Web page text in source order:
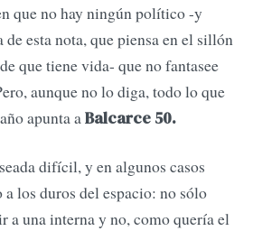
que no hay ningún político -y
esta nota, que piensa en el sillón
que tiene vida- que no fantasee
aunque no lo diga, todo lo que
apunta aBalcarce 50.
difícil, y en algunos casos
los duros del espacio: no sólo
a una interna y no, como quería el